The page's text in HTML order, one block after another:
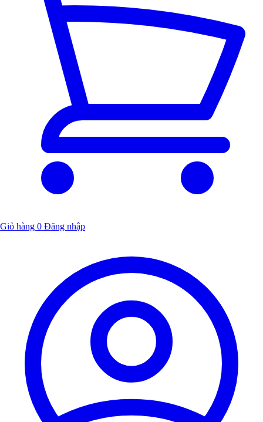
Giỏ hàng 0 Đăng nhập